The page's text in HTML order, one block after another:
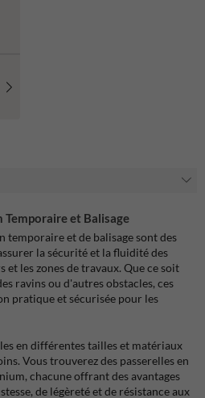
Temporaire et Balisage
temporaire et de balisage sont des
la sécurité et la fluidité des
et les zones de travaux. Que ce soit
ravins ou d'autres obstacles, ces
pratique et sécurisée pour les
en différentes tailles et matériaux
Vous trouverez des passerelles en
chacune offrant des avantages
de légèreté et de résistance aux